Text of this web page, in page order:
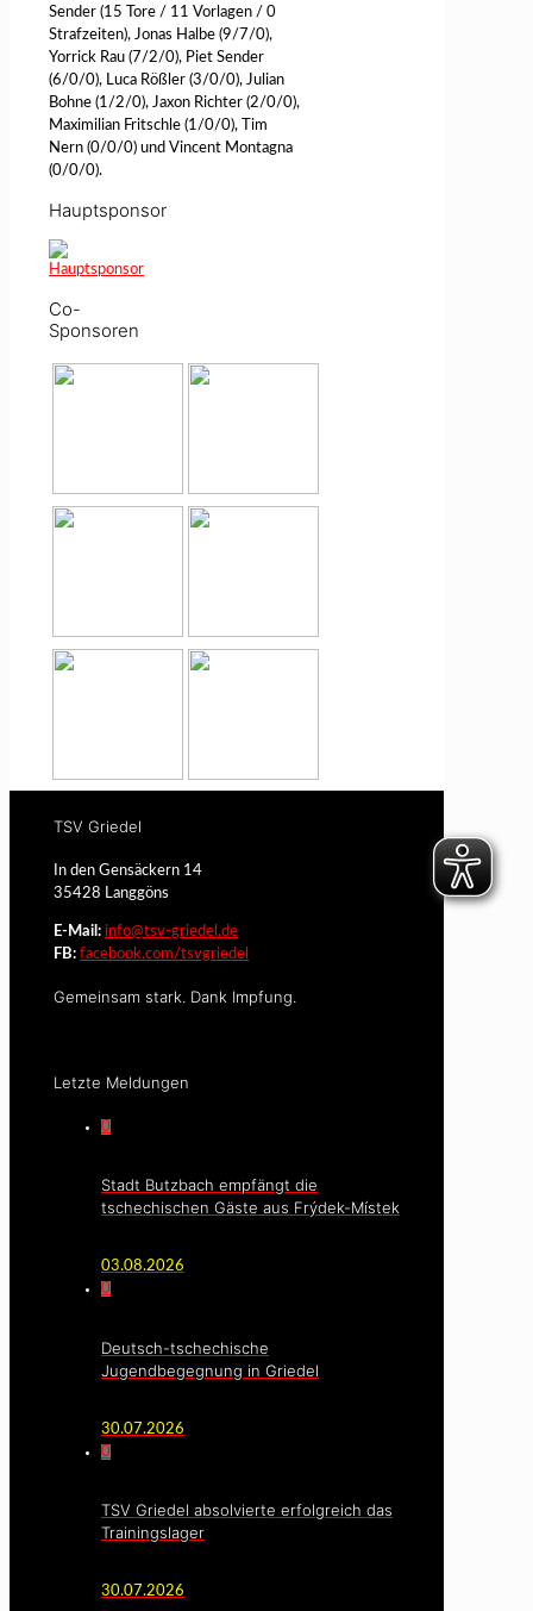
Sender (15 Tore / 11 Vorlagen / 0
Strafzeiten), Jonas Halbe (9/7/0),
Yorrick Rau (7/2/0), Piet Sender
(6/0/0), Luca Rößler (3/0/0), Julian
Bohne (1/2/0), Jaxon Richter (2/0/0),
Maximilian Fritschle (1/0/0), Tim
Nern (0/0/0) und Vincent Montagna
(0/0/0).
Hauptsponsor
Co-
Sponsoren
TSV Griedel
In den Gensäckern 14
35428 Langgöns
E-Mail: info@tsv-griedel.de
FB: facebook.com/tsvgriedel
Gemeinsam stark. Dank Impfung.
Letzte Meldungen
0
Stadt Butzbach empfängt die
tschechischen Gäste aus Frýdek-Místek
03.08.2026
0
Deutsch-tschechische
Jugendbegegnung in Griedel
30.07.2026
0
TSV Griedel absolvierte erfolgreich das
Trainingslager
30.07.2026